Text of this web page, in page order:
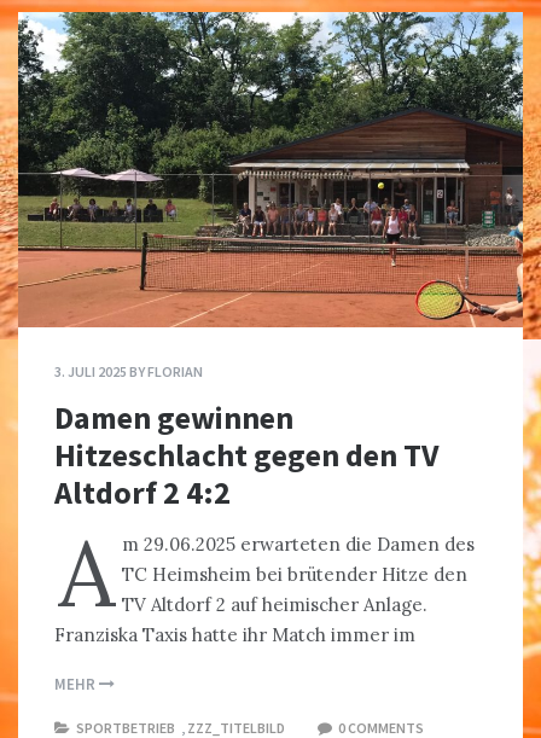
3. JULI 2025 BYFLORIAN
Damen gewinnen
Hitzeschlacht gegen den TV
Altdorf 2 4:2
A m 29.06.2025 erwarteten die Damen des
TC Heimsheim bei brütender Hitze den
TV Altdorf 2 auf heimischer Anlage.
Franziska Taxis hatte ihr Match immer im
MEHR
SPORTBETRIEB ZZZ_TITELBILD
0 COMMENTS